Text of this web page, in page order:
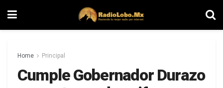
Home Principal
Cumple Gobernador Durazo